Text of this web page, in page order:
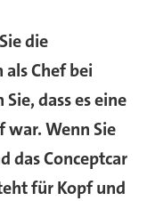
die
Chef bei
dass es eine
war. Wenn Sie
das Conceptcar
für Kopf und